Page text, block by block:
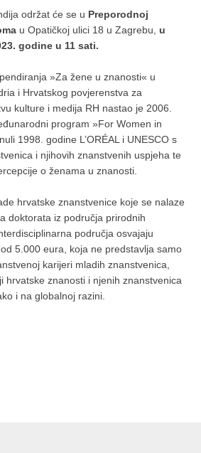
održat će se u Preporodnoj
u Opatičkoj ulici 18 u Zagrebu,u
godine u 11 sati.
»Za žene u znanosti« u
i Hrvatskog povjerenstva za
kulture i medija RH nastao je 2006.
program »For Women in
1998. godine L’ORÉAL i UNESCO s
i njihovih znanstvenih uspjeha te
o ženama u znanosti.
hrvatske znanstvenice koje se nalaze
doktorata iz područja prirodnih
područja osvajaju
5.000 eura, koja ne predstavlja samo
karijeri mladih znanstvenica,
hrvatske znanosti i njenih znanstvenica
i na globalnoj razini.